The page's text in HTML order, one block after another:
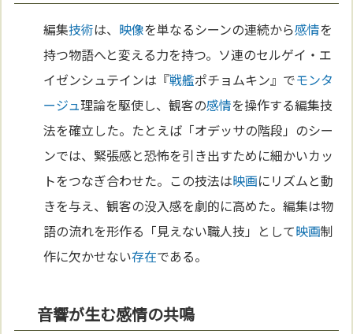
編集技術は、 映像を単なるシーンの連続から感情を
持つ物語へと変える力を持つ。ソ連のセルゲイ・エ
イゼンシュテインは『戦艦ポチョムキン』でモンタ
ージュ理論を駆使し、観客の感情を操作する編集技
法を確立した。たとえば「オデッサの階段」のシー
ンでは、緊張感と恐怖を引き出すために細かいカッ
トをつなぎ合わせた。この技法は映画にリズムと動
きを与え、観客の没入感を劇的に高めた。編集は物
語の流れを形作る「見えない職人技」として映画制
作に欠かせない存在である。
音響が生む感情の共鳴